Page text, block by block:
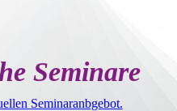
Seminare
Seminaranbgebot.